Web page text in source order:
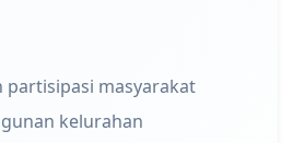
partisipasi masyarakat
kelurahan